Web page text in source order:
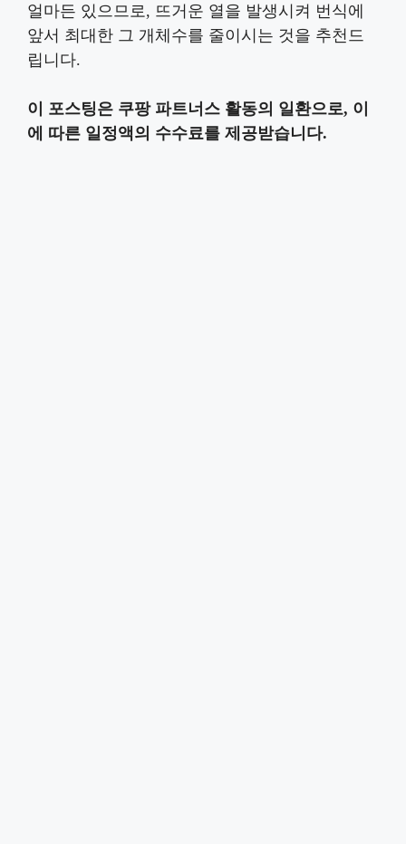
얼마든 있으므로, 뜨거운 열을 발생시켜 번식에
앞서 최대한 그 개체수를 줄이시는 것을 추천드
립니다.
이 포스팅은 쿠팡 파트너스 활동의 일환으로, 이
에 따른 일정액의 수수료를 제공받습니다.